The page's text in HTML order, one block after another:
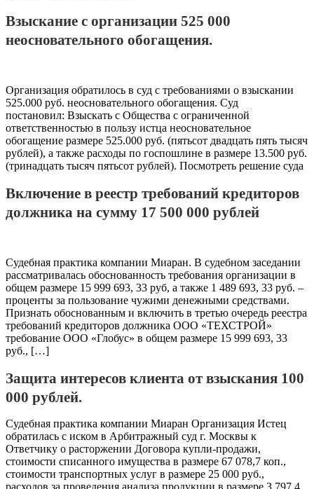
Взыскание с организации 525 000
неосновательного обогащения.
Организация обратилось в суд с требованиями о взыскании
525.000 руб. неосновательного обогащения. Суд
постановил: Взыскать с Общества с ограниченной
ответственностью в пользу истца неосновательное
обогащение размере 525.000 руб. (пятьсот двадцать пять тысяч
рублей), а также расходы по госпошлине в размере 13.500 руб.
(тринадцать тысяч пятьсот рублей). Посмотреть решение суда
Включение в реестр требований кредиторов
должника на сумму 17 500 000 рублей
Судебная практика компании Миаран. В судебном заседании
рассматривалась обоснованность требования организации в
общем размере 15 999 693, 33 руб, а также 1 489 693, 33 руб. –
проценты за пользование чужими денежными средствами.
Признать обоснованным и включить в третью очередь реестра
требований кредиторов должника ООО «ТЕХСТРОЙ»
требование ООО «Глобус» в общем размере 15 999 693, 33
руб., […]
Защита интересов клиента от взыскания 100
000 рублей.
Судебная практика компании Миаран Организация Истец
обратилась с иском в Арбитражный суд г. Москвы к
Ответчику о расторжении Договора купли-продажи,
стоимости списанного имущества в размере 67 078,7 коп.,
стоимости транспортных услуг в размере 25 000 руб.,
расходов за проведения анализа продукции в размере 3 797,4